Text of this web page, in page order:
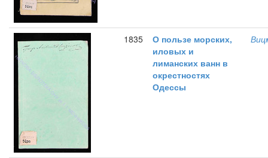
1835
О пользе морских,
иловых и
лиманских ванн в
окрестностях
Одессы